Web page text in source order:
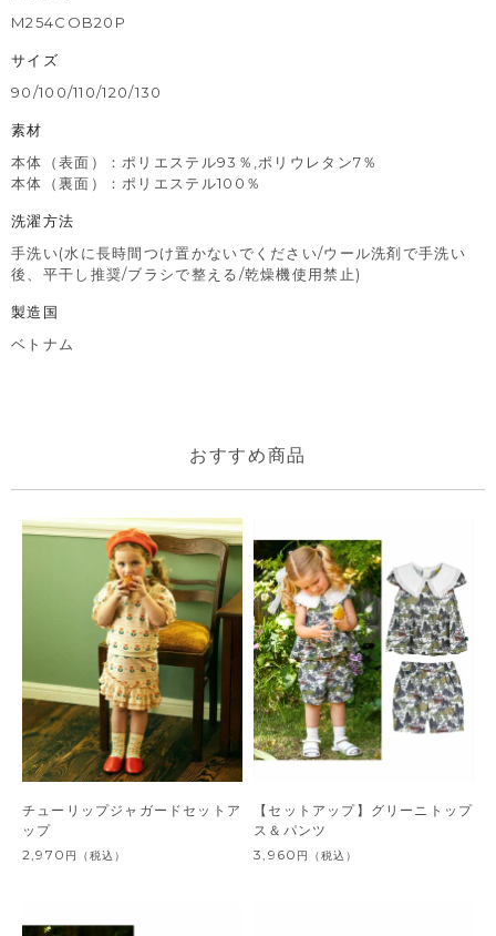
M254COB20P
サイズ
90/100/110/120/130
素材
本体（表面）：ポリエステル93％,ポリウレタン7％
本体（裏面）：ポリエステル100％
洗濯方法
手洗い(水に長時間つけ置かないでください/ウール洗剤で手洗い
後、平干し推奨/ブラシで整える/乾燥機使用禁止)
製造国
ベトナム
おすすめ商品
チューリップジャガードセットア
ップ
2,970 円 （税込）
【セットアップ】グリーニトップ
ス＆パンツ
3,960 円 （税込）